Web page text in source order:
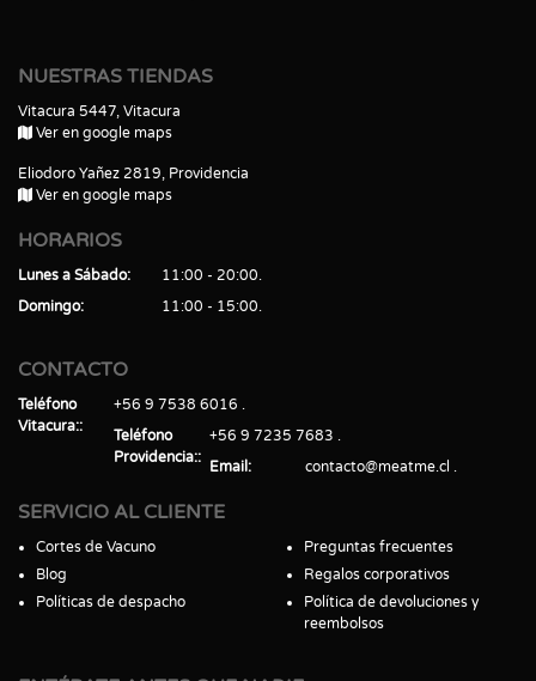
NUESTRAS TIENDAS
Vitacura 5447, Vitacura
Ver en google maps
Eliodoro Yañez 2819, Providencia
Ver en google maps
HORARIOS
Lunes a Sábado
11:00 - 20:00
Domingo
11:00 - 15:00
CONTACTO
Teléfono
Vitacura:
+56 9 7538 6016
Teléfono
Providencia:
+56 9 7235 7683
Email
contacto@meatme.cl
SERVICIO AL CLIENTE
Cortes de Vacuno
Blog
Políticas de despacho
Preguntas frecuentes
Regalos corporativos
Política de devoluciones y
reembolsos